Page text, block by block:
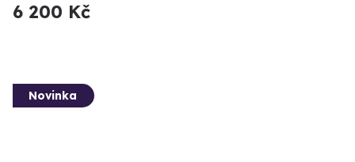
6 200 Kč
Novinka